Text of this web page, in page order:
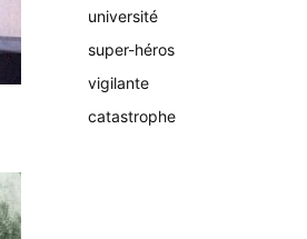
université
super-héros
vigilante
catastrophe